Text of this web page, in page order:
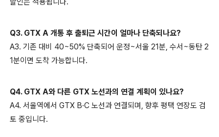
할인은 적용됩니다.
Q3. GTX A 개통 후 출퇴근 시간이 얼마나 단축되나요?
A3. 기존 대비 40~50% 단축되어 운정~서울 21분, 수서~동탄 2
1분이면 도착 가능합니다.
Q4. GTX A와 다른 GTX 노선과의 연결 계획이 있나요?
A4. 서울역에서 GTX B·C 노선과 연결되며, 향후 평택 연장도 검
토 중입니다.